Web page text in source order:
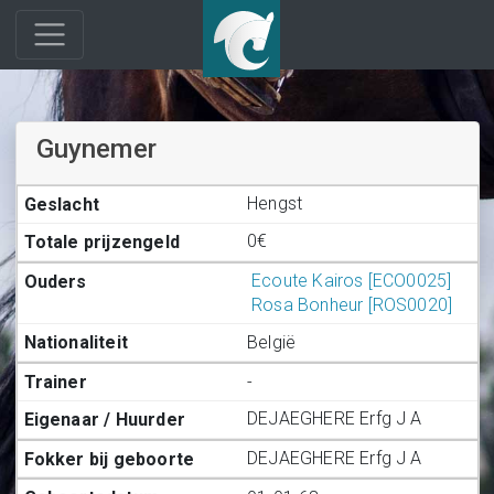
Guynemer
Hengst
0€
Ecoute Kairos [ECO0025]
Rosa Bonheur [ROS0020]
België
-
DEJAEGHERE Erfg J A
DEJAEGHERE Erfg J A